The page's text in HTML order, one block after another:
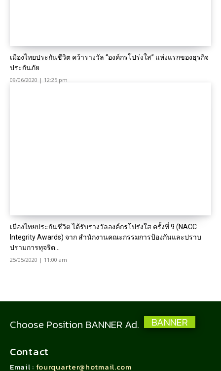
เมืองไทยประกันชีวิต คว้ารางวัล “องค์กรโปร่งใส” แห่งแรกของธุรกิจ
ประกันภัย
09/06/2020 | 12:25 pm
เมืองไทยประกันชีวิต ได้รับรางวัลองค์กรโปร่งใส ครั้งที่ 9 (NACC
Integrity Awards) จาก สำนักงานคณะกรรมการป้องกันและปราบ
ปรามการทุจริต...
25/05/2020 | 11:00 am
Choose Position BANNER Ad. BANNER
Contact
Email : fourquarter@hotmail.com